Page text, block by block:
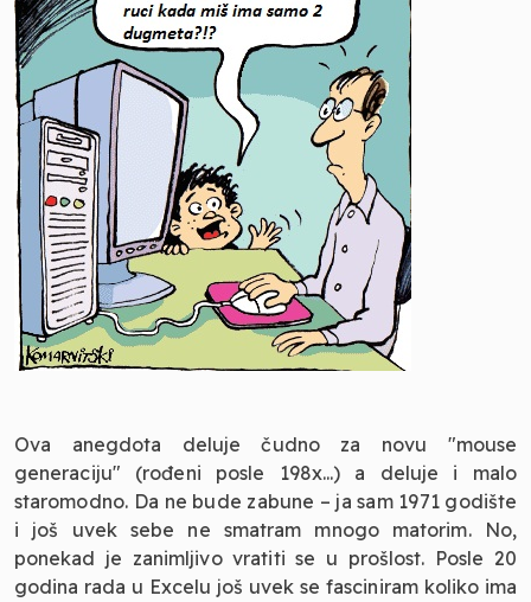
Ova anegdota deluje čudno za novu "mouse
generaciju" (rođeni posle 198x...) a deluje i malo
staromodno. Da ne bude zabune – ja sam 1971 godište
i još uvek sebe ne smatram mnogo matorim. No,
ponekad je zanimljivo vratiti se u prošlost. Posle 20
godina rada u Excelu još uvek se fasciniram koliko ima